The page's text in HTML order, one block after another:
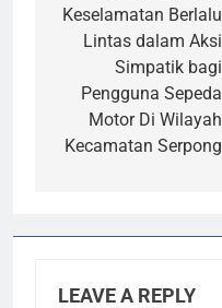
Keselamatan Berlalu
Lintas dalam Aksi
Simpatik bagi
Pengguna Sepeda
Motor Di Wilayah
Kecamatan Serpong
LEAVE A REPLY